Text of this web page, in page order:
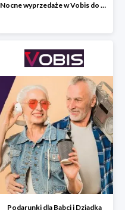
Nocne wyprzedaże w Vobis do -40% - codziennie od 19:00 do 6:00
Podarunki dla Babci i Dziadka